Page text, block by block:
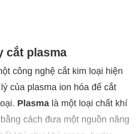
cắt plasma
công nghệ cắt kim loại hiện
của plasma ion hóa để cắt
Plasma là một loại chất khí
cách đưa một nguồn năng